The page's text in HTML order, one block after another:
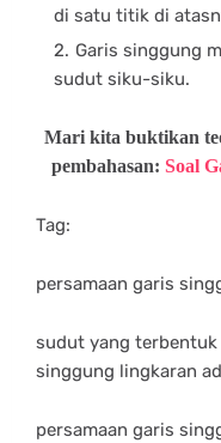
di satu titik di
Garis singgung
sudut siku-siku.
Mari kita buktikan
pembahasan: Soal
Tag:
persamaan garis
sudut yang terbentuk
singgung lingkaran
persamaan garis